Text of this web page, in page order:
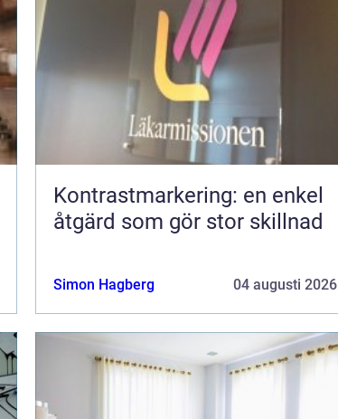
Kontrastmarkering: en enkel
åtgärd som gör stor skillnad
Simon Hagberg 04 augusti 2026